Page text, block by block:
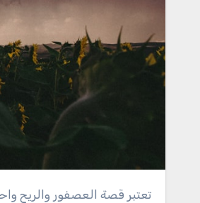
تعتبر قصة العصفور والريح واحدة من الحكايات الشعبية التي تحمل في طياتها معاني عميقة ودروسًا قيمة. تعود أصول هذه